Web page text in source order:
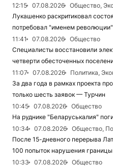
12:15
07.08.2026
Общество,
Лукашенко раскритиковал
потребовал "именем
11:41
07.08.2026
Общество
Специалисты восстановили
четверти обесточенных
11:07
07.08.2026
Политика,
За два года в рамках проекта
только шесть заявок — Турчин
10:45
07.08.2026
Общество
На руднике "Беларуськалия"
10:34
07.08.2026
Общество,
После 15-дневного перерыва
100 попыток нарушения
10:33
07.08.2026
Общество